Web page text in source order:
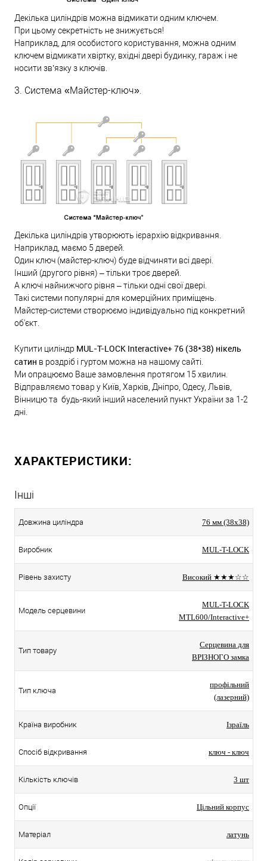
Декілька циліндрів можна відмикати одним ключем.
При цьому секретність не знижується!
Наприклад, для особистого користування, можна одним
ключем відмикати хвіртку, вхідні двері будинку, гараж і не
носити зв’язку з ключів.
3. Система «Майстер-ключ».
Декілька циліндрів утворюють ієрархію відкривання.
Наприклад, маємо 5 дверей.
Один ключ (майстер-ключ) буде відчиняти всі двері.
Інший (другого рівня) – тільки троє дверей.
А ключі найнижчого рівня – тільки одні свої двері.
Такі системи популярні для комерційних приміщень.
Майстер-системи створюємо індивідуально під конкретний
об'єкт.
Купити циліндр MUL-T-LOCK Interactive+ 76 (38*38) нікель
сатин в роздріб і гуртом можна на нашому сайті.
Ми опрацюємо Ваше замовлення протягом 15 хвилин.
Відправляємо товар у Київ, Харків, Дніпро, Одесу, Львів,
Вінницю та будь-який інший населений пункт України за 1-2
дні.
ХАРАКТЕРИСТИКИ:
Інші
Довжина циліндра 76 мм (38x38)
Виробник MUL-T-LOCK
Рівень захисту Високий ★★★☆☆
Модель серцевини
MUL-T-LOCK
MTL600/Interactive+
Тип товару
Серцевина для
ВРІЗНОГО замка
Тип ключа
профільний
(лазерний)
Країна виробник Ізраїль
Спосіб відкривання ключ - ключ
Кількість ключів 3 шт
Опції Цільний корпус
Матеріал латунь